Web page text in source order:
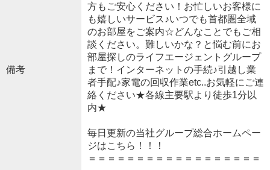
備考
方もご安心ください！お忙しいお客様に
も嬉しいサービス♪いつでも首都圏全域
のお部屋をご案内☆どんなことでもご相
談ください。難しいかな？と悩む前にお
部屋探しのライフエージェントグループ
まで！インターネットの手続♪引越し業
者手配♪家電の回収作業etc..お気軽にご連
絡ください★各線主要駅より徒歩1分以
内★
毎日更新の当社グループ総合ホームペー
ジはこちら！！！
＝＝＝＝＝＝＝＝＝＝＝＝＝＝＝＝＝＝